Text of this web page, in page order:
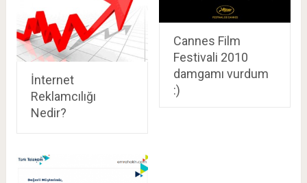
İnternet
Reklamcılığı
Nedir?
Cannes Film
Festivali 2010
damgamı vurdum
:)